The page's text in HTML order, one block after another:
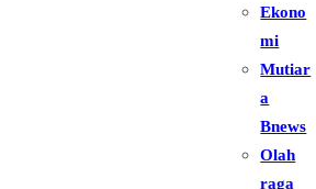
Ekono
mi
Mutiar
a
Bnews
Olah
raga